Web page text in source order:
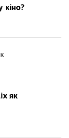
кіно?
як